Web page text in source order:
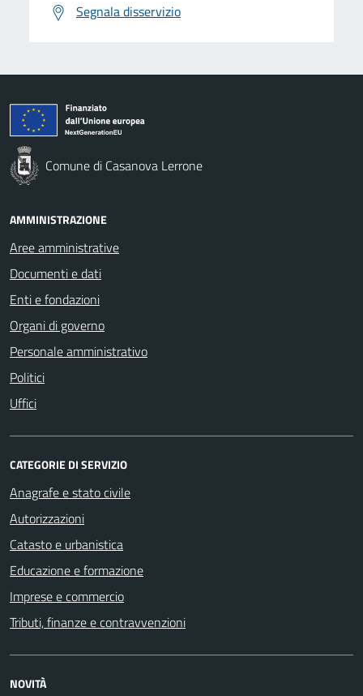
Segnala disservizio
Comune di Casanova Lerrone
AMMINISTRAZIONE
Aree amministrative
Documenti e dati
Enti e fondazioni
Organi di governo
Personale amministrativo
Politici
Uffici
CATEGORIE DI SERVIZIO
Anagrafe e stato civile
Autorizzazioni
Catasto e urbanistica
Educazione e formazione
Imprese e commercio
Tributi, finanze e contravvenzioni
NOVITÀ